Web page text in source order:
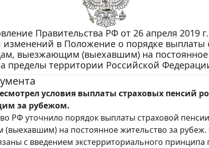
Правительства РФ от 26 апреля 2019
изменений в Положение о порядке выплаты
выезжающим (выехавшим) на постоянное
пределы территории Российской
условия выплаты страховых пенсий
за рубежом.
РФ уточнило порядок выплаты страховой
на постоянное жительство за
с введением экстерриториального принципа